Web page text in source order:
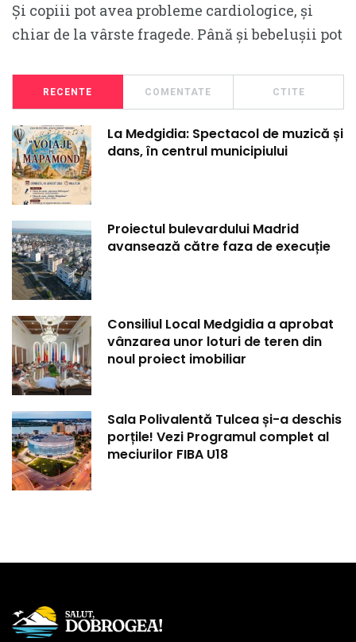
Și copiii pot avea probleme cardiologice, și
chiar de la vârste fragede. Până și bebelușii pot
RECENTE COMENTATE CTITE
La Medgidia: Spectacol de muzică și
dans, în centrul municipiului
Proiectul bulevardului Madrid
avansează către faza de execuție
Consiliul Local Medgidia a aprobat
vânzarea unor loturi de teren din
noul proiect imobiliar
Sala Polivalentă Tulcea și-a deschis
porțile! Vezi Programul complet al
meciurilor FIBA U18